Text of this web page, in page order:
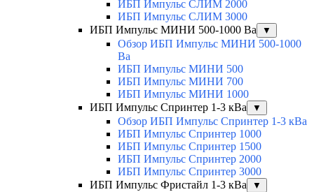
ИБП Импульс СЛИМ 2000
ИБП Импульс СЛИМ 3000
ИБП Импульс МИНИ 500-1000 Ва
▼
Обзор ИБП Импульс МИНИ 500-1000
Ва
ИБП Импульс МИНИ 500
ИБП Импульс МИНИ 700
ИБП Импульс МИНИ 1000
ИБП Импульс Спринтер 1-3 кВа
▼
Обзор ИБП Импульс Спринтер 1-3 кВа
ИБП Импульс Спринтер 1000
ИБП Импульс Спринтер 1500
ИБП Импульс Спринтер 2000
ИБП Импульс Спринтер 3000
ИБП Импульс Фристайл 1-3 кВа
▼